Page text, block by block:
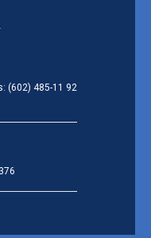
(602) 485-11 92